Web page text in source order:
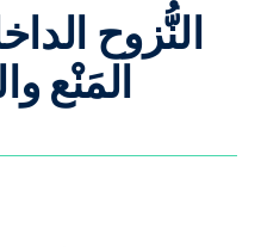
النُّزوح
المَنْع